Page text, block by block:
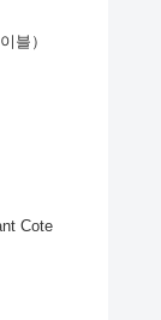
블）
Cote